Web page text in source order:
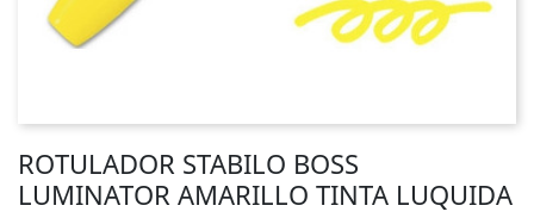
ROTULADOR STABILO BOSS
LUMINATOR AMARILLO TINTA LUQUIDA